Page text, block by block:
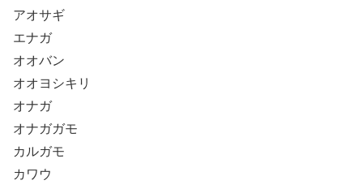
アオサギ
エナガ
オオバン
オオヨシキリ
オナガ
オナガガモ
カルガモ
カワウ